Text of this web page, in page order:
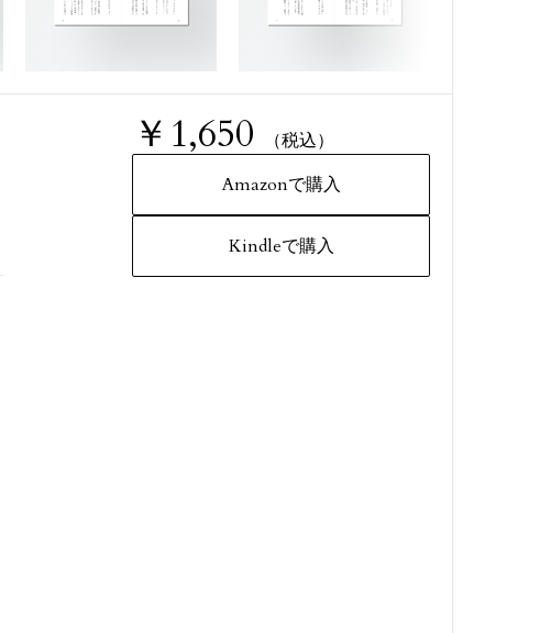
￥1,650
（税込）
Amazonで購入
Kindleで購入